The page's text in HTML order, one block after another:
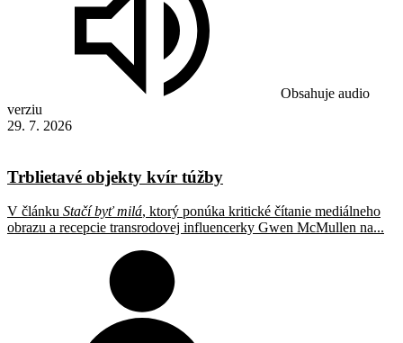
Obsahuje audio
verziu
29. 7. 2026
Trblietavé objekty kvír túžby
V článku Stačí byť milá, ktorý ponúka kritické čítanie mediálneho
obrazu a recepcie transrodovej influencerky Gwen McMullen na...